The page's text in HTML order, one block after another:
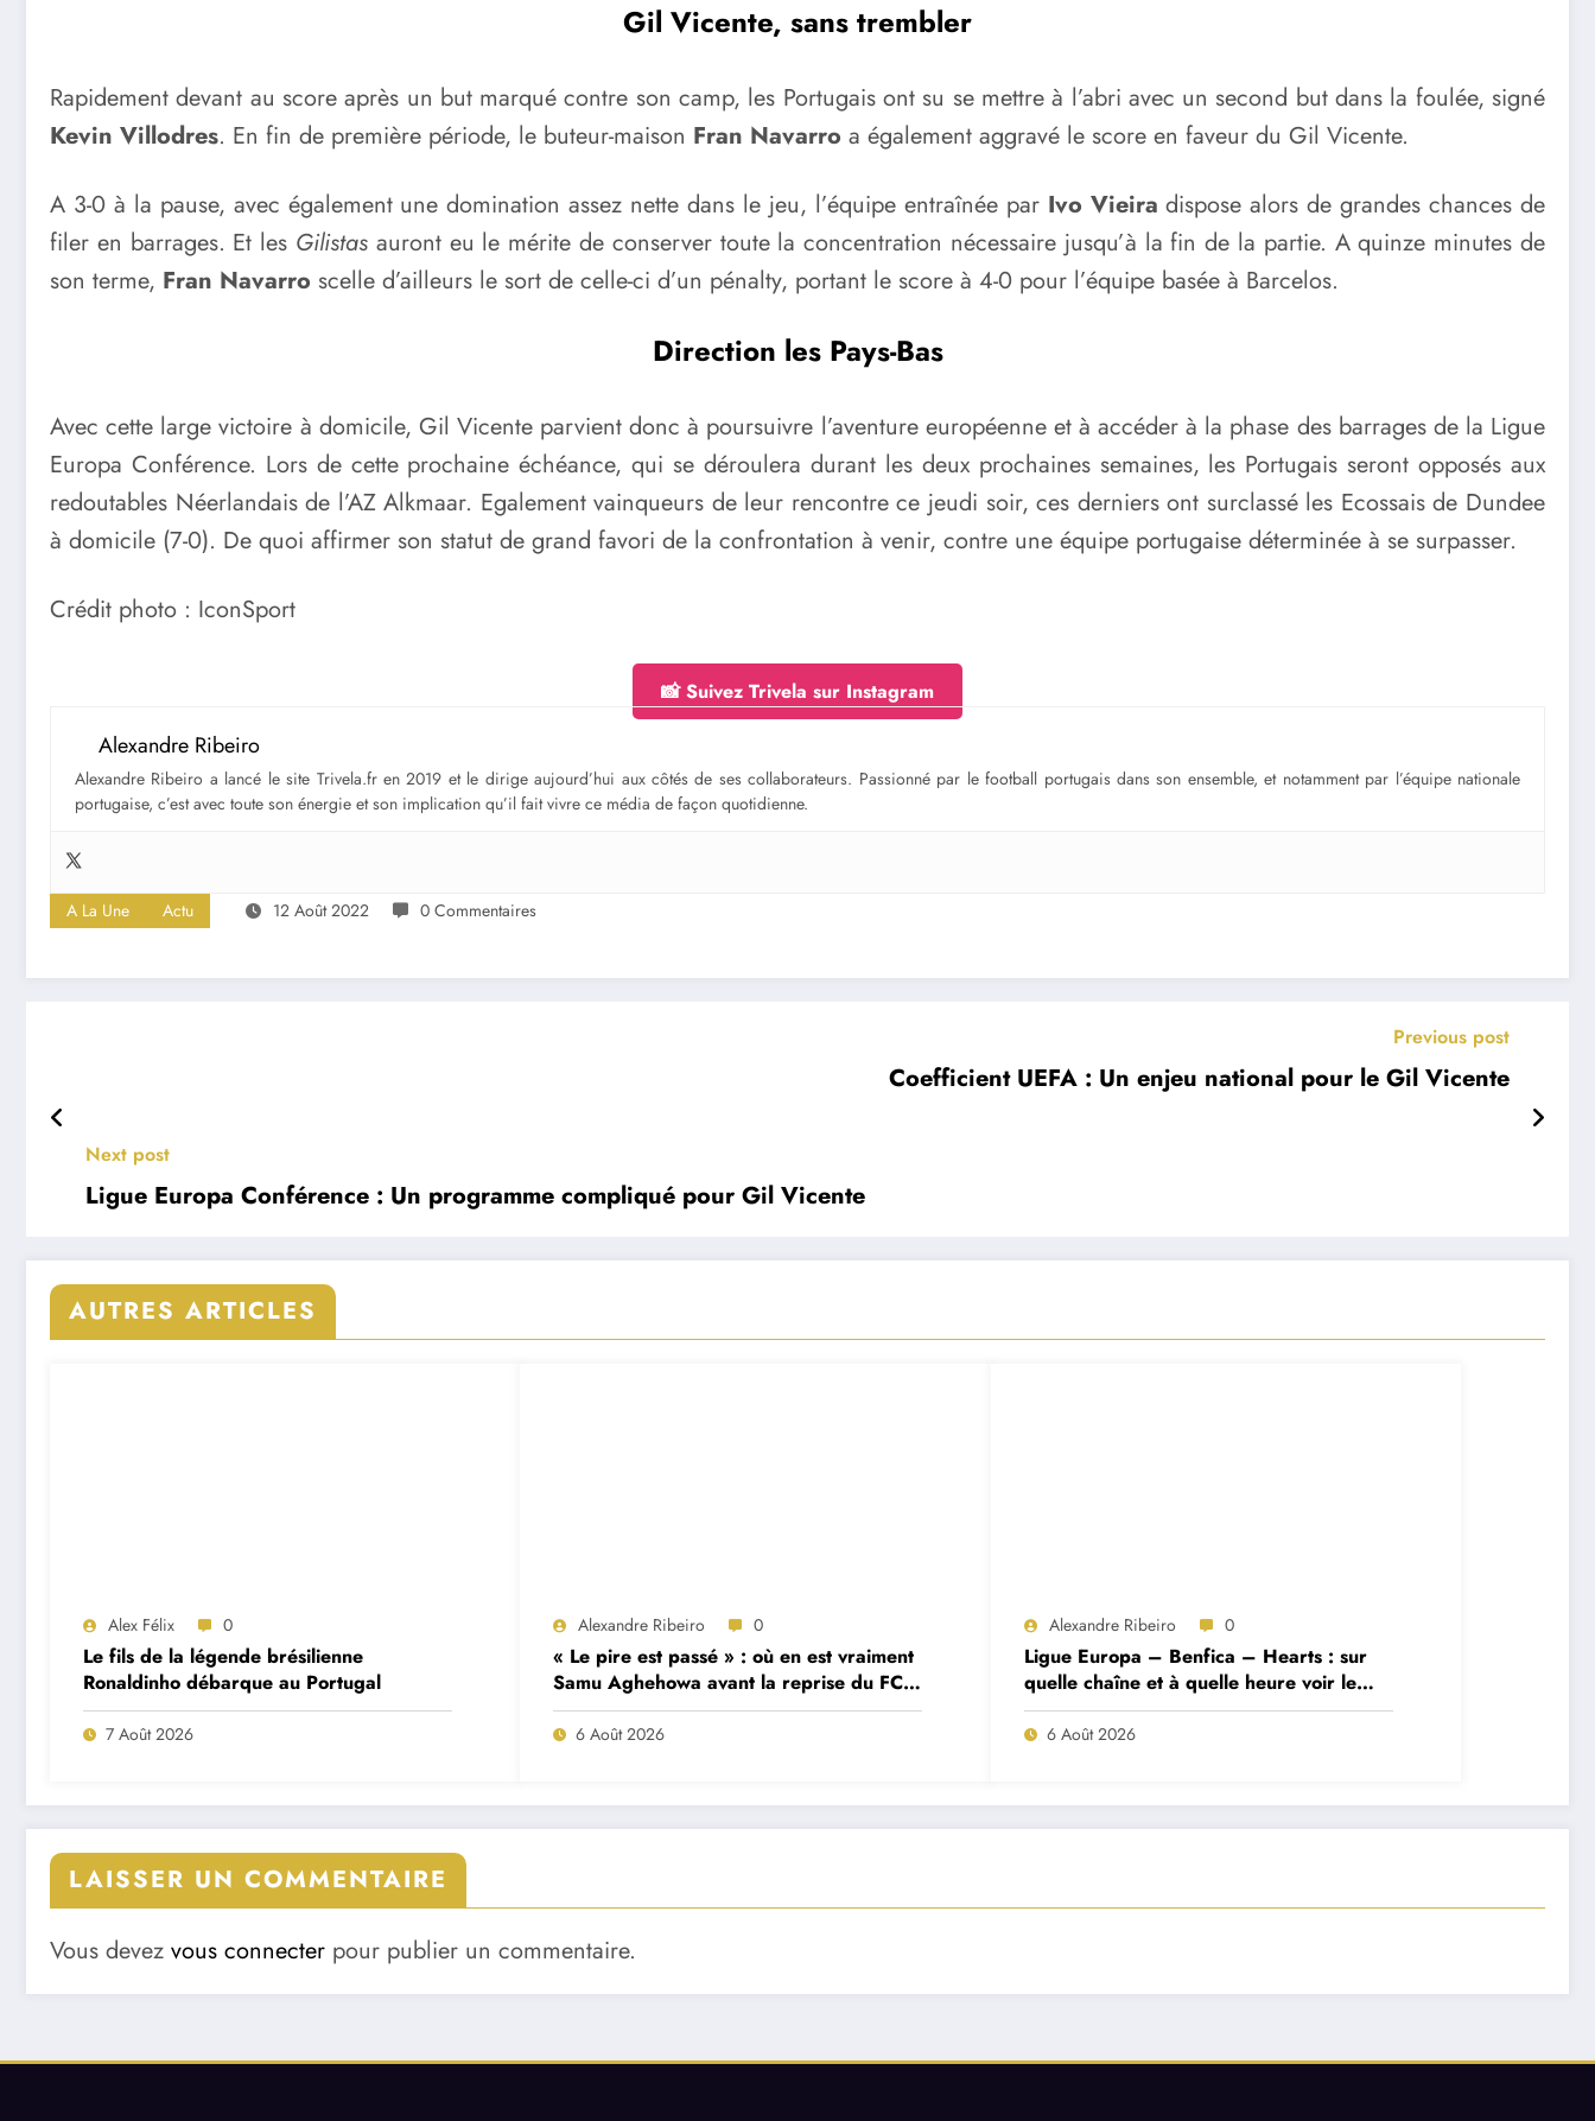
Gil Vicente, sans trembler
Rapidement devant au score après un but marqué contre son camp, les Portugais ont su se mettre à l’abri avec un second but dans la foulée, signé
Kevin Villodres. En fin de première période, le buteur-maison Fran Navarro a également aggravé le score en faveur du Gil Vicente.
A 3-0 à la pause, avec également une domination assez nette dans le jeu, l’équipe entraînée par Ivo Vieira dispose alors de grandes chances de
filer en barrages. Et les Gilistas auront eu le mérite de conserver toute la concentration nécessaire jusqu’à la fin de la partie. A quinze minutes de
son terme, Fran Navarro scelle d’ailleurs le sort de celle-ci d’un pénalty, portant le score à 4-0 pour l’équipe basée à Barcelos.
Direction les Pays-Bas
Avec cette large victoire à domicile, Gil Vicente parvient donc à poursuivre l’aventure européenne et à accéder à la phase des barrages de la Ligue
Europa Conférence. Lors de cette prochaine échéance, qui se déroulera durant les deux prochaines semaines, les Portugais seront opposés aux
redoutables Néerlandais de l’AZ Alkmaar. Egalement vainqueurs de leur rencontre ce jeudi soir, ces derniers ont surclassé les Ecossais de Dundee
à domicile (7-0). De quoi affirmer son statut de grand favori de la confrontation à venir, contre une équipe portugaise déterminée à se surpasser.
Crédit photo : IconSport
📸 Suivez Trivela sur Instagram
Alexandre Ribeiro
Alexandre Ribeiro a lancé le site Trivela.fr en 2019 et le dirige aujourd’hui aux côtés de ses collaborateurs. Passionné par le football portugais dans son ensemble, et notamment par l’équipe nationale
portugaise, c’est avec toute son énergie et son implication qu’il fait vivre ce média de façon quotidienne.
A La Une Actu 12 Août 2022 0 Commentaires
Previous post
Coefficient UEFA : Un enjeu national pour le Gil Vicente
Next post
Ligue Europa Conférence : Un programme compliqué pour Gil Vicente
AUTRES ARTICLES
Alex Félix 0
Le fils de la légende brésilienne
Ronaldinho débarque au Portugal
7 Août 2026
Alexandre Ribeiro 0
« Le pire est passé » : où en est vraiment
Samu Aghehowa avant la reprise du FC
Porto ?
6 Août 2026
Alexandre Ribeiro 0
Ligue Europa – Benfica – Hearts : sur
quelle chaîne et à quelle heure voir le
match ?
6 Août 2026
LAISSER UN COMMENTAIRE
Vous devez vous connecter pour publier un commentaire.